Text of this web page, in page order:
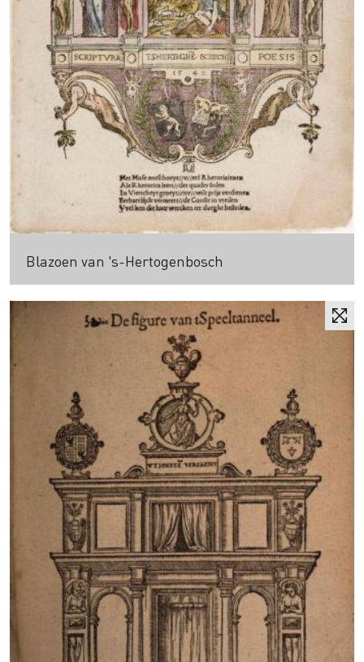
Blazoen van 's-Hertogenbosch